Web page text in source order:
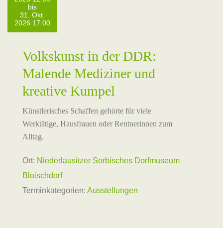
bis
31. Okt.
2026 17:00
Volkskunst in der DDR:
Malende Mediziner und
kreative Kumpel
Künstlerisches Schaffen gehörte für viele
Werktätige, Hausfrauen oder Rentnerinnen zum
Alltag.
Ort: Niederlausitzer Sorbisches Dorfmuseum
Bloischdorf
Terminkategorien: Ausstellungen